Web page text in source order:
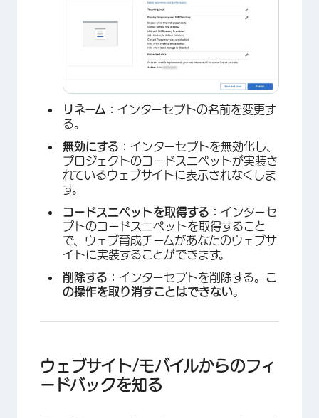
×
リネーム： インターセプトの名前を変更す
る。
無効にする： インターセプトを無効化し、
プロジェクトのコードスニペットが実装さ
れているウェブサイトに表示されなくしま
す。
コードスニペットを取得する： インターセ
プトのコードスニペットを取得すること
で、ウェブ育成チームがあなたのウェブサ
イトに実装することができます。
削除する： インターセプトを削除する。 こ
の操作を取り消すことはできない。
ウェブサイト/モバイルからのフィ
ードバックを知る